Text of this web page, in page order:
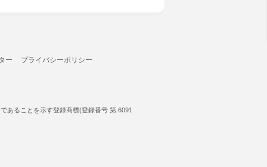
ー プライバシーポリシー
あることを示す登録商標(登録番号 第 6091